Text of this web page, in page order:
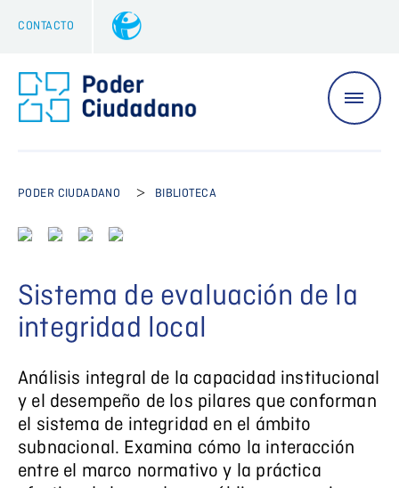
CONTACTO
PODER CIUDADANO > BIBLIOTECA
Sistema de evaluación de la
integridad local
Análisis integral de la capacidad institucional
y el desempeño de los pilares que conforman
el sistema de integridad en el ámbito
subnacional. Examina cómo la interacción
entre el marco normativo y la práctica